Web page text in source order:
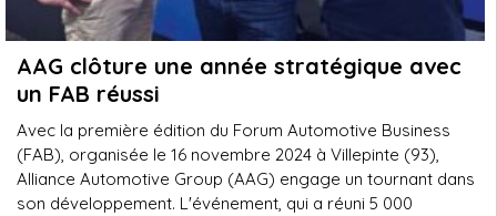
AAG clôture une année stratégique avec
un FAB réussi
Avec la première édition du Forum Automotive Business
(FAB), organisée le 16 novembre 2024 à Villepinte (93),
Alliance Automotive Group (AAG) engage un tournant dans
son développement. L'événement, qui a réuni 5 000